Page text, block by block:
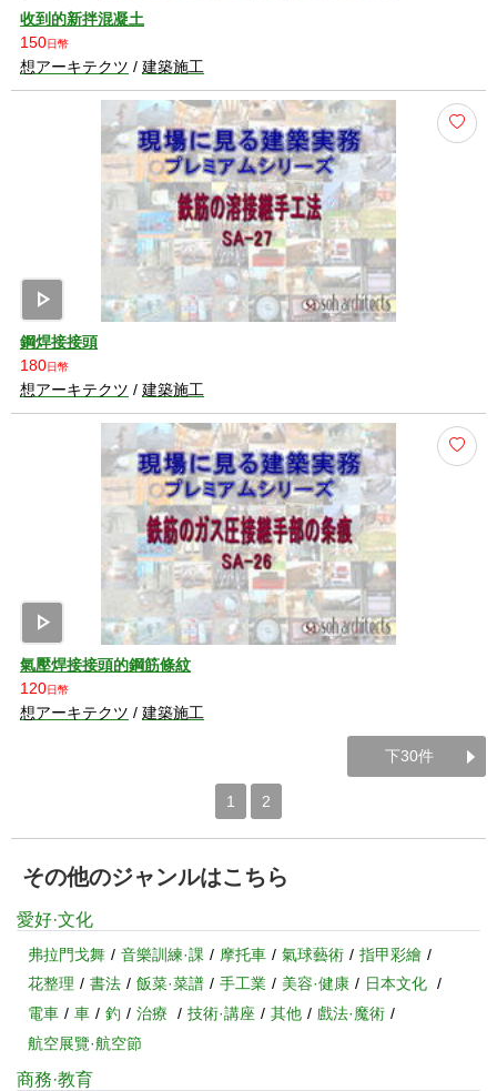
收到的新拌混凝土
150日幣
想アーキテクツ / 建築施工
play_arrow
鋼焊接接頭
180日幣
想アーキテクツ / 建築施工
play_arrow
氣壓焊接接頭的鋼筋條紋
120日幣
想アーキテクツ / 建築施工
下30件
1 2
その他のジャンルはこちら
愛好·文化
弗拉門戈舞 音樂訓練·課 摩托車 氣球藝術
指甲彩繪
花整理
書法 飯菜·菜譜 手工業 美容·健康
日本文化
電車
車 釣 治療 技術·講座 其他
戲法·魔術
航空展覽·航空節
商務·教育